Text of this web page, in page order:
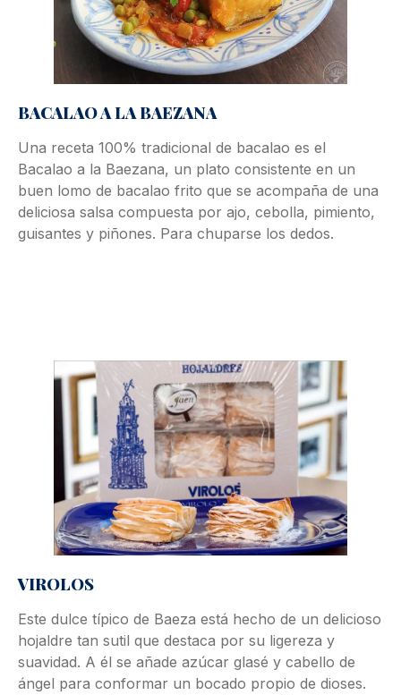
BACALAO A LA BAEZANA
Una receta 100% tradicional de bacalao es el
Bacalao a la Baezana, un plato consistente en un
buen lomo de bacalao frito que se acompaña de una
deliciosa salsa compuesta por ajo, cebolla, pimiento,
guisantes y piñones. Para chuparse los dedos.
VIROLOS
Este dulce típico de Baeza está hecho de un delicioso
hojaldre tan sutil que destaca por su ligereza y
suavidad. A él se añade azúcar glasé y cabello de
ángel para conformar un bocado propio de dioses.